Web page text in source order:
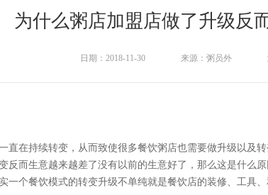
为什么粥店加盟店做了升级反
日期：2018-11-30 来源：粥员外
在持续转变，从而致使很多餐饮粥店也需要做升级以及
反而生意越来越差了没有以前的生意好了，那么这是什么
一个餐饮模式的转变升级不单纯就是餐饮店的装修、工具